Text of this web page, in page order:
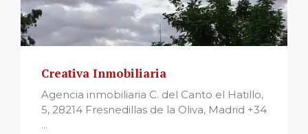
Creativa Inmobiliaria
Agencia inmobiliaria C. del Canto el Hatillo,
5, 28214 Fresnedillas de la Oliva, Madrid +34
...